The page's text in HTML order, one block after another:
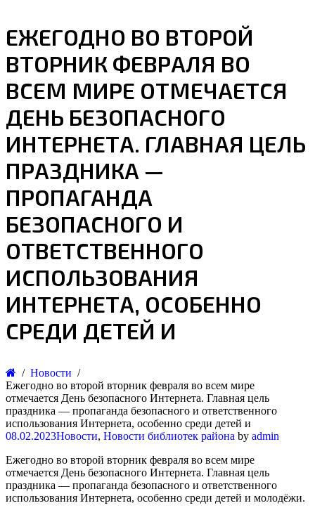
ЕЖЕГОДНО ВО ВТОРОЙ
ВТОРНИК ФЕВРАЛЯ ВО
ВСЕМ МИРЕ ОТМЕЧАЕТСЯ
ДЕНЬ БЕЗОПАСНОГО
ИНТЕРНЕТА. ГЛАВНАЯ ЦЕЛЬ
ПРАЗДНИКА —
ПРОПАГАНДА
БЕЗОПАСНОГО И
ОТВЕТСТВЕННОГО
ИСПОЛЬЗОВАНИЯ
ИНТЕРНЕТА, ОСОБЕННО
СРЕДИ ДЕТЕЙ И
Новости
Ежегодно во второй вторник февраля во всем мире
отмечается День безопасного Интернета. Главная цель
праздника — пропаганда безопасного и ответственного
использования Интернета, особенно среди детей и
08.02.2023Новости, Новости библиотек района by admin
Ежегодно во второй вторник февраля во всем мире
отмечается День безопасного Интернета. Главная цель
праздника — пропаганда безопасного и ответственного
использования Интернета, особенно среди детей и молодёжи.